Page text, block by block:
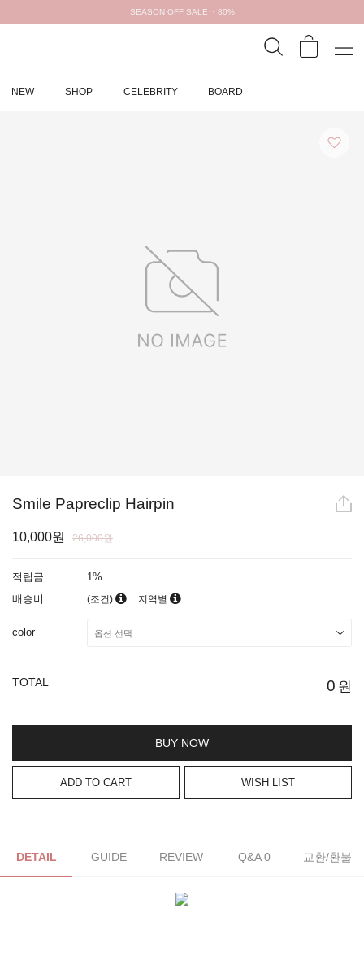
SEASON OFF SALE ~ 80%
NEW SHOP CELEBRITY BOARD
Smile Papreclip Hairpin
10,000원 26,000원
적립금
1%
배송비
(조건) 지역별
color
TOTAL 0 원
BUY NOW
ADD TO CART WISH LIST
DETAIL GUIDE REVIEW Q&A 0 교환/환불